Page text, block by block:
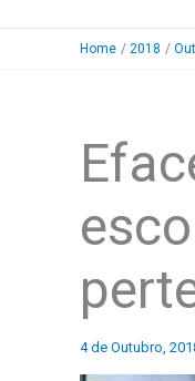
Home 2018
4 de Outubro,